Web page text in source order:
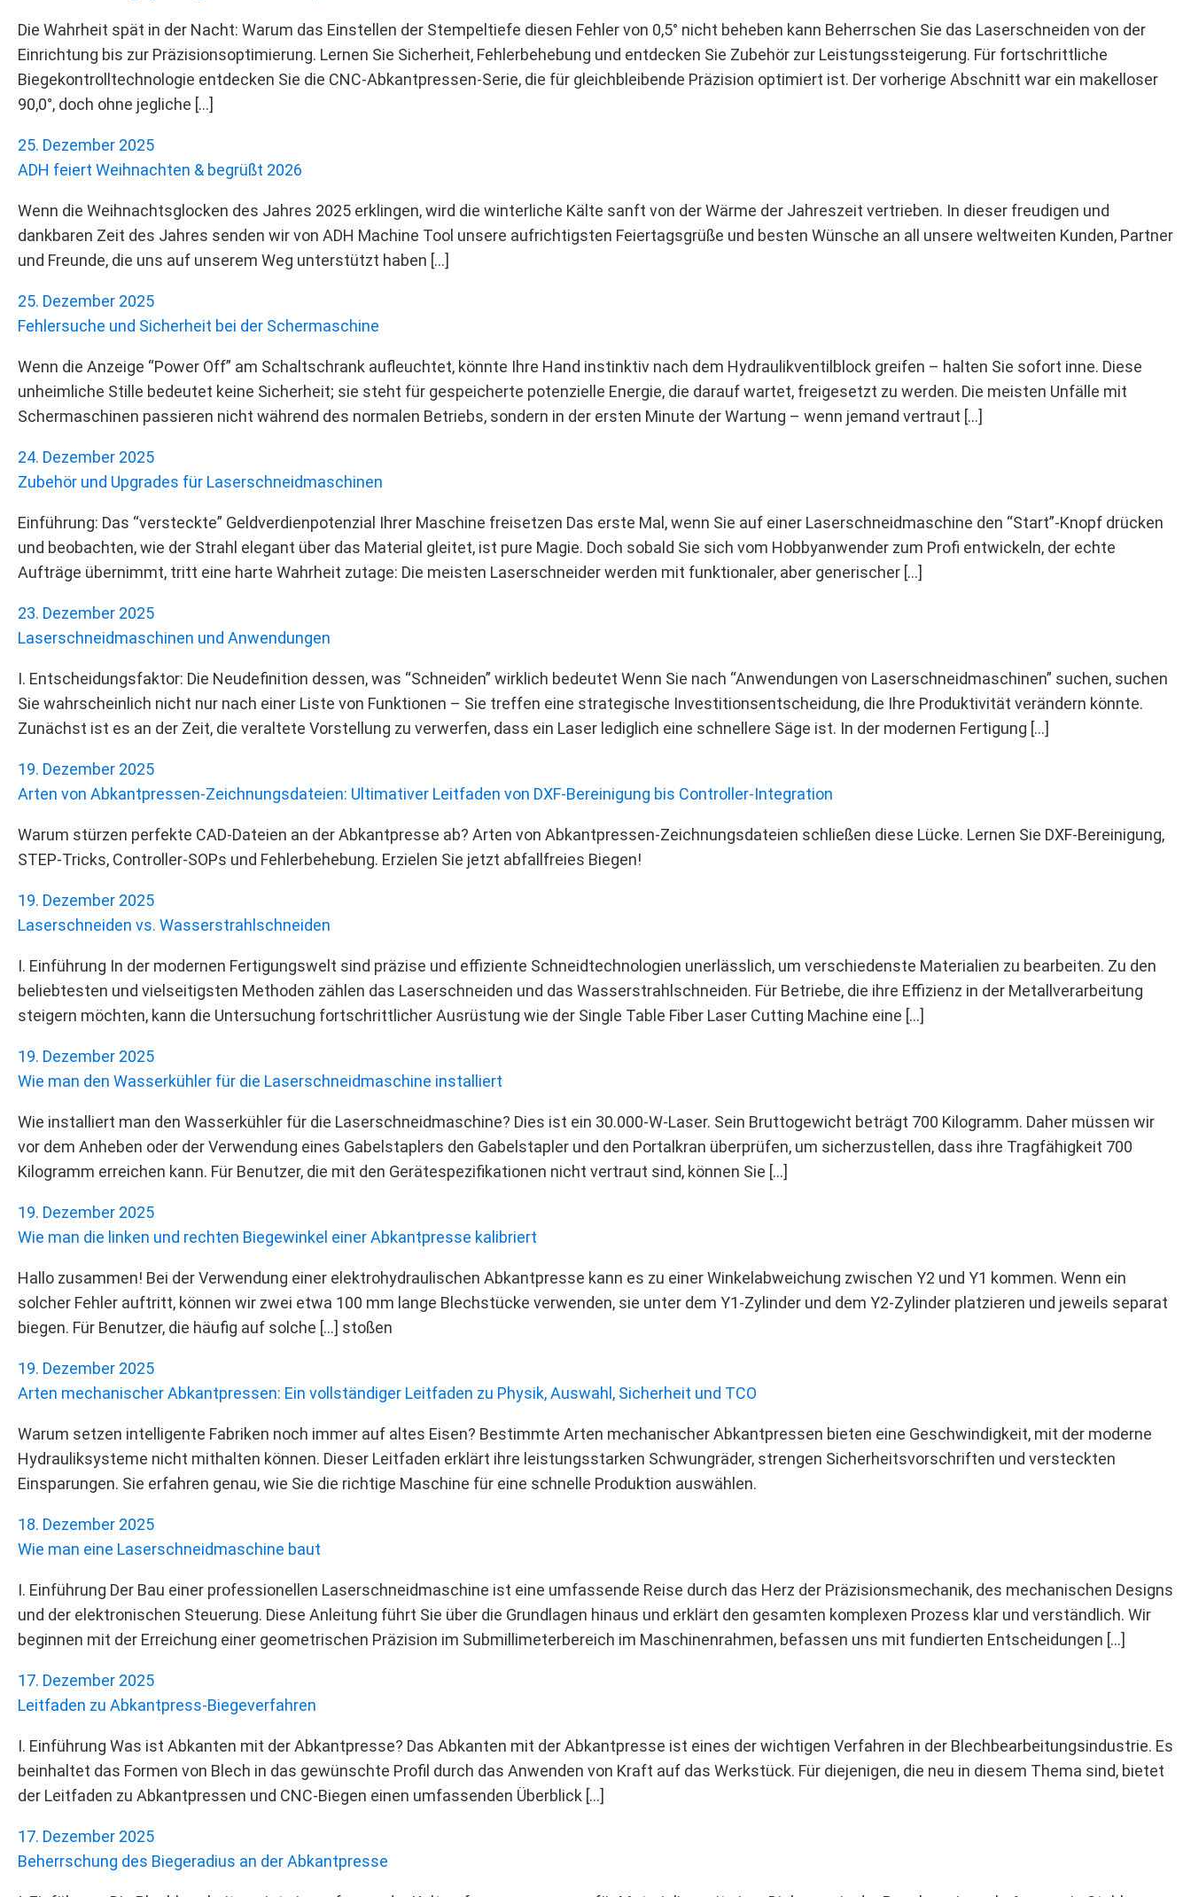
Die Wahrheit spät in der Nacht: Warum das Einstellen der Stempeltiefe diesen Fehler von 0,5° nicht beheben kann Beherrschen Sie das Laserschneiden von der
Einrichtung bis zur Präzisionsoptimierung. Lernen Sie Sicherheit, Fehlerbehebung und entdecken Sie Zubehör zur Leistungssteigerung. Für fortschrittliche
Biegekontrolltechnologie entdecken Sie die CNC-Abkantpressen-Serie, die für gleichbleibende Präzision optimiert ist. Der vorherige Abschnitt war ein makelloser
90,0°, doch ohne jegliche […]
25. Dezember 2025
ADH feiert Weihnachten & begrüßt 2026
Wenn die Weihnachtsglocken des Jahres 2025 erklingen, wird die winterliche Kälte sanft von der Wärme der Jahreszeit vertrieben. In dieser freudigen und
dankbaren Zeit des Jahres senden wir von ADH Machine Tool unsere aufrichtigsten Feiertagsgrüße und besten Wünsche an all unsere weltweiten Kunden, Partner
und Freunde, die uns auf unserem Weg unterstützt haben […]
25. Dezember 2025
Fehlersuche und Sicherheit bei der Schermaschine
Wenn die Anzeige “Power Off” am Schaltschrank aufleuchtet, könnte Ihre Hand instinktiv nach dem Hydraulikventilblock greifen – halten Sie sofort inne. Diese
unheimliche Stille bedeutet keine Sicherheit; sie steht für gespeicherte potenzielle Energie, die darauf wartet, freigesetzt zu werden. Die meisten Unfälle mit
Schermaschinen passieren nicht während des normalen Betriebs, sondern in der ersten Minute der Wartung – wenn jemand vertraut […]
24. Dezember 2025
Zubehör und Upgrades für Laserschneidmaschinen
Einführung: Das “versteckte” Geldverdienpotenzial Ihrer Maschine freisetzen Das erste Mal, wenn Sie auf einer Laserschneidmaschine den “Start”-Knopf drücken
und beobachten, wie der Strahl elegant über das Material gleitet, ist pure Magie. Doch sobald Sie sich vom Hobbyanwender zum Profi entwickeln, der echte
Aufträge übernimmt, tritt eine harte Wahrheit zutage: Die meisten Laserschneider werden mit funktionaler, aber generischer […]
23. Dezember 2025
Laserschneidmaschinen und Anwendungen
I. Entscheidungsfaktor: Die Neudefinition dessen, was “Schneiden” wirklich bedeutet Wenn Sie nach “Anwendungen von Laserschneidmaschinen” suchen, suchen
Sie wahrscheinlich nicht nur nach einer Liste von Funktionen – Sie treffen eine strategische Investitionsentscheidung, die Ihre Produktivität verändern könnte.
Zunächst ist es an der Zeit, die veraltete Vorstellung zu verwerfen, dass ein Laser lediglich eine schnellere Säge ist. In der modernen Fertigung […]
19. Dezember 2025
Arten von Abkantpressen‑Zeichnungsdateien: Ultimativer Leitfaden von DXF‑Bereinigung bis Controller‑Integration
Warum stürzen perfekte CAD-Dateien an der Abkantpresse ab? Arten von Abkantpressen-Zeichnungsdateien schließen diese Lücke. Lernen Sie DXF-Bereinigung,
STEP‑Tricks, Controller‑SOPs und Fehlerbehebung. Erzielen Sie jetzt abfallfreies Biegen!
19. Dezember 2025
Laserschneiden vs. Wasserstrahlschneiden
I. Einführung In der modernen Fertigungswelt sind präzise und effiziente Schneidtechnologien unerlässlich, um verschiedenste Materialien zu bearbeiten. Zu den
beliebtesten und vielseitigsten Methoden zählen das Laserschneiden und das Wasserstrahlschneiden. Für Betriebe, die ihre Effizienz in der Metallverarbeitung
steigern möchten, kann die Untersuchung fortschrittlicher Ausrüstung wie der Single Table Fiber Laser Cutting Machine eine […]
19. Dezember 2025
Wie man den Wasserkühler für die Laserschneidmaschine installiert
Wie installiert man den Wasserkühler für die Laserschneidmaschine? Dies ist ein 30.000‑W‑Laser. Sein Bruttogewicht beträgt 700 Kilogramm. Daher müssen wir
vor dem Anheben oder der Verwendung eines Gabelstaplers den Gabelstapler und den Portalkran überprüfen, um sicherzustellen, dass ihre Tragfähigkeit 700
Kilogramm erreichen kann. Für Benutzer, die mit den Gerätespezifikationen nicht vertraut sind, können Sie […]
19. Dezember 2025
Wie man die linken und rechten Biegewinkel einer Abkantpresse kalibriert
Hallo zusammen! Bei der Verwendung einer elektrohydraulischen Abkantpresse kann es zu einer Winkelabweichung zwischen Y2 und Y1 kommen. Wenn ein
solcher Fehler auftritt, können wir zwei etwa 100 mm lange Blechstücke verwenden, sie unter dem Y1-Zylinder und dem Y2-Zylinder platzieren und jeweils separat
biegen. Für Benutzer, die häufig auf solche […] stoßen
19. Dezember 2025
Arten mechanischer Abkantpressen: Ein vollständiger Leitfaden zu Physik, Auswahl, Sicherheit und TCO
Warum setzen intelligente Fabriken noch immer auf altes Eisen? Bestimmte Arten mechanischer Abkantpressen bieten eine Geschwindigkeit, mit der moderne
Hydrauliksysteme nicht mithalten können. Dieser Leitfaden erklärt ihre leistungsstarken Schwungräder, strengen Sicherheitsvorschriften und versteckten
Einsparungen. Sie erfahren genau, wie Sie die richtige Maschine für eine schnelle Produktion auswählen.
18. Dezember 2025
Wie man eine Laserschneidmaschine baut
I. Einführung Der Bau einer professionellen Laserschneidmaschine ist eine umfassende Reise durch das Herz der Präzisionsmechanik, des mechanischen Designs
und der elektronischen Steuerung. Diese Anleitung führt Sie über die Grundlagen hinaus und erklärt den gesamten komplexen Prozess klar und verständlich. Wir
beginnen mit der Erreichung einer geometrischen Präzision im Submillimeterbereich im Maschinenrahmen, befassen uns mit fundierten Entscheidungen […]
17. Dezember 2025
Leitfaden zu Abkantpress-Biegeverfahren
I. Einführung Was ist Abkanten mit der Abkantpresse? Das Abkanten mit der Abkantpresse ist eines der wichtigen Verfahren in der Blechbearbeitungsindustrie. Es
beinhaltet das Formen von Blech in das gewünschte Profil durch das Anwenden von Kraft auf das Werkstück. Für diejenigen, die neu in diesem Thema sind, bietet
der Leitfaden zu Abkantpressen und CNC-Biegen einen umfassenden Überblick […]
17. Dezember 2025
Beherrschung des Biegeradius an der Abkantpresse